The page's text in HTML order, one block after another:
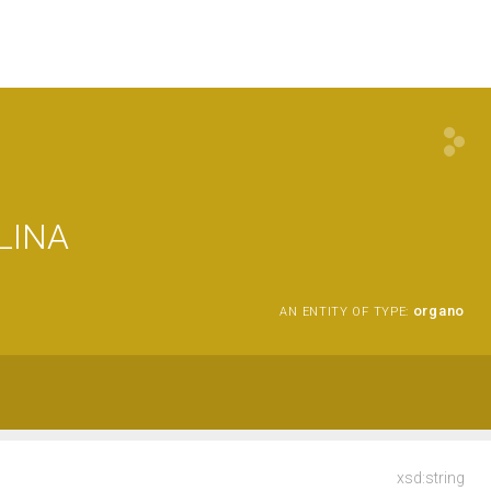
AN ENTITY OF TYPE: organo
xsd:string